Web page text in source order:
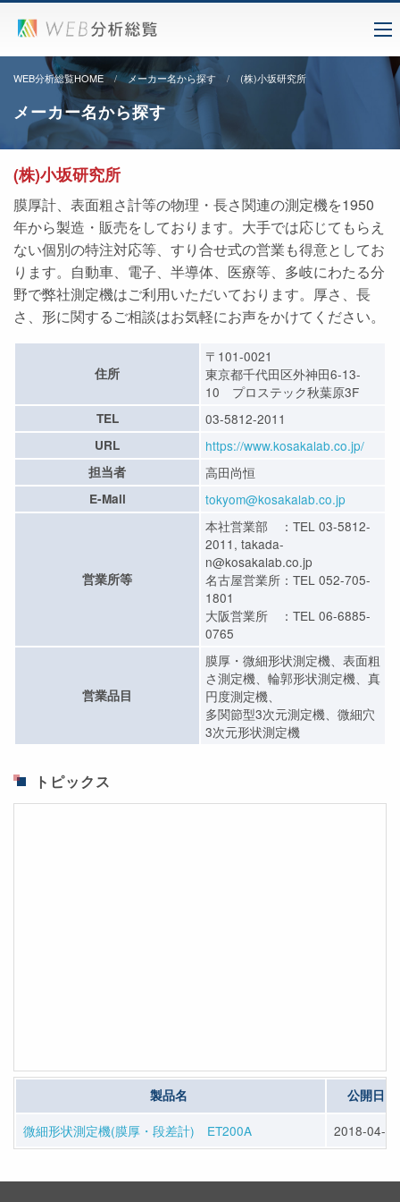
WEB分析総覧HOME メーカー名から探す (株)小坂研究所
メーカー名から探す
(株)小坂研究所
膜厚計、表面粗さ計等の物理・長さ関連の測定機を1950
年から製造・販売をしております。大手では応じてもらえ
ない個別の特注対応等、すり合せ式の営業も得意としてお
ります。自動車、電子、半導体、医療等、多岐にわたる分
野で弊社測定機はご利用いただいております。厚さ、長
さ、形に関するご相談はお気軽にお声をかけてください。
住所
〒101-0021
東京都千代田区外神田6-13-
10 プロステック秋葉原3F
TEL 03-5812-2011
URL https://www.kosakalab.co.jp/
担当者 高田尚恒
E-Mail tokyom@kosakalab.co.jp
営業所等
本社営業部 ：TEL 03-5812-
2011, takada-
n@kosakalab.co.jp
名古屋営業所：TEL 052-705-
1801
大阪営業所 ：TEL 06-6885-
0765
営業品目
膜厚・微細形状測定機、表面粗
さ測定機、輪郭形状測定機、真
円度測定機、
多関節型3次元測定機、微細穴
3次元形状測定機
トピックス
製品名 公開日
微細形状測定機(膜厚・段差計) ET200A 2018-04-05